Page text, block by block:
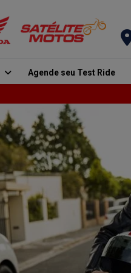
Agende seu Test Ride